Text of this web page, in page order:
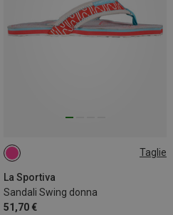
Taglie
La Sportiva
Sandali Swing donna
51,70 €
37